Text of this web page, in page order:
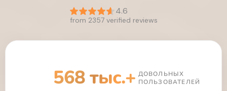
568 тыс.+ ДОВОЛЬНЫХ
ПОЛЬЗОВАТЕЛЕЙ